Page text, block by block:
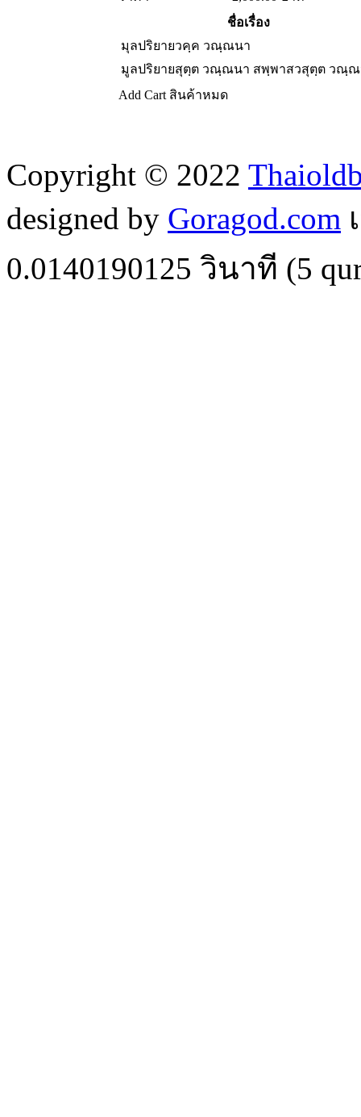
ชื่อเรื่อง
มุลปริยายวคฺค วณฺณนา
มูลปริยายสุตฺต วณฺณนา สพฺพาสวสุตฺต วณฺ
Add Cart สินค้าหมด
Copyright © 2022
designed by Goragod.com
0.0140190125 วินาที (5